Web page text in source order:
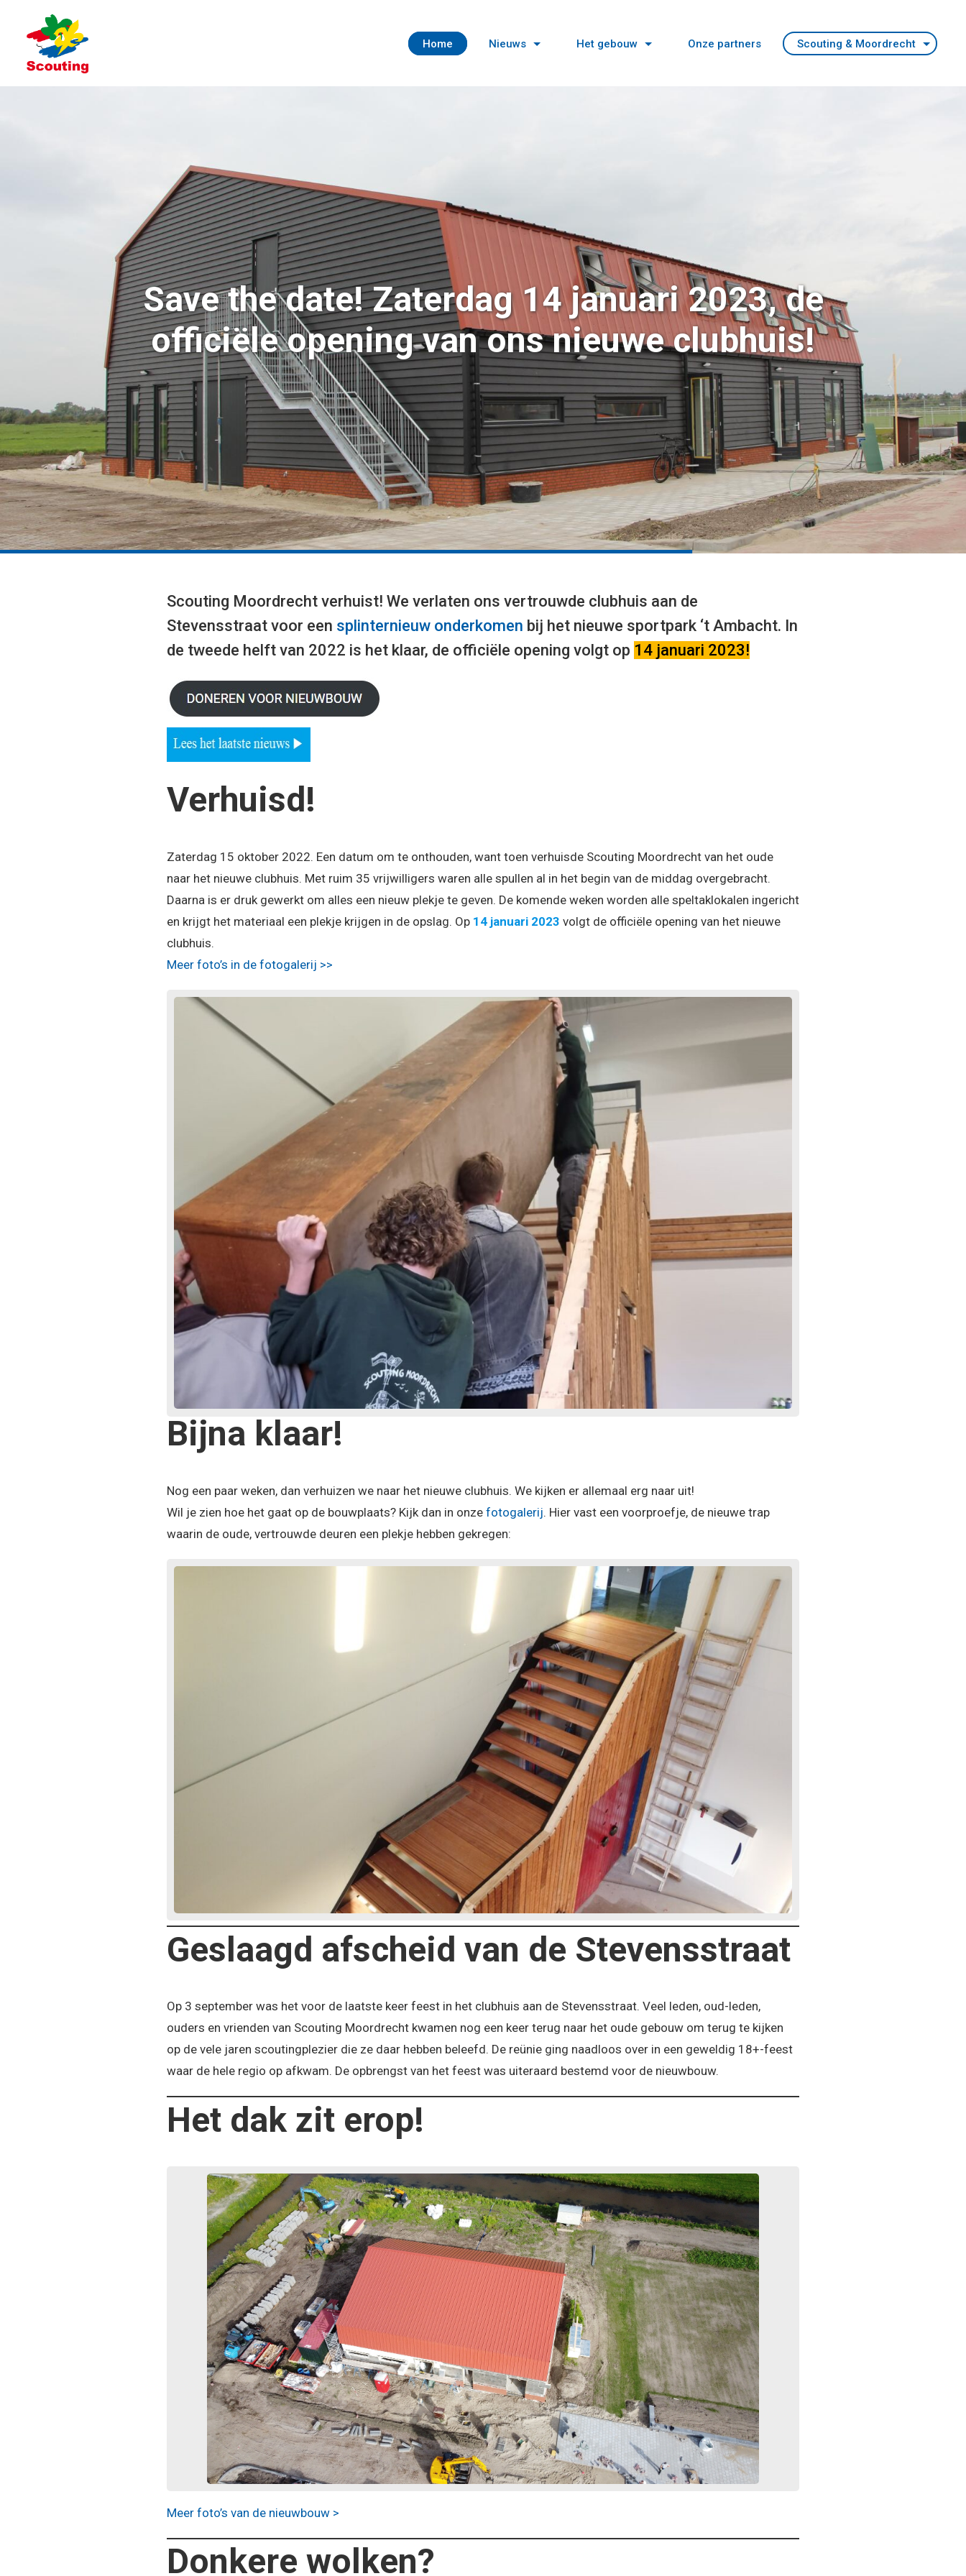
Home Nieuws Het gebouw Onze partners Scouting & Moordrecht
Save the date! Zaterdag 14 januari 2023, de
officiële opening van ons nieuwe clubhuis!
Scouting Moordrecht verhuist! We verlaten ons vertrouwde clubhuis aan de
Stevensstraat voor een splinternieuw onderkomen bij het nieuwe sportpark ‘t Ambacht. In
de tweede helft van 2022 is het klaar, de officiële opening volgt op 14 januari 2023!
Verhuisd!
Zaterdag 15 oktober 2022. Een datum om te onthouden, want toen verhuisde Scouting Moordrecht van het oude
naar het nieuwe clubhuis. Met ruim 35 vrijwilligers waren alle spullen al in het begin van de middag overgebracht.
Daarna is er druk gewerkt om alles een nieuw plekje te geven. De komende weken worden alle speltaklokalen ingericht
en krijgt het materiaal een plekje krijgen in de opslag. Op 14 januari 2023 volgt de officiële opening van het nieuwe
clubhuis.
Meer foto’s in de fotogalerij >>
Bijna klaar!
Nog een paar weken, dan verhuizen we naar het nieuwe clubhuis. We kijken er allemaal erg naar uit!
Wil je zien hoe het gaat op de bouwplaats? Kijk dan in onze fotogalerij. Hier vast een voorproefje, de nieuwe trap
waarin de oude, vertrouwde deuren een plekje hebben gekregen:
Geslaagd afscheid van de Stevensstraat
Op 3 september was het voor de laatste keer feest in het clubhuis aan de Stevensstraat. Veel leden, oud-leden,
ouders en vrienden van Scouting Moordrecht kwamen nog een keer terug naar het oude gebouw om terug te kijken
op de vele jaren scoutingplezier die ze daar hebben beleefd. De reünie ging naadloos over in een geweldig 18+-feest
waar de hele regio op afkwam. De opbrengst van het feest was uiteraard bestemd voor de nieuwbouw.
Het dak zit erop!
Meer foto’s van de nieuwbouw >
Donkere wolken?